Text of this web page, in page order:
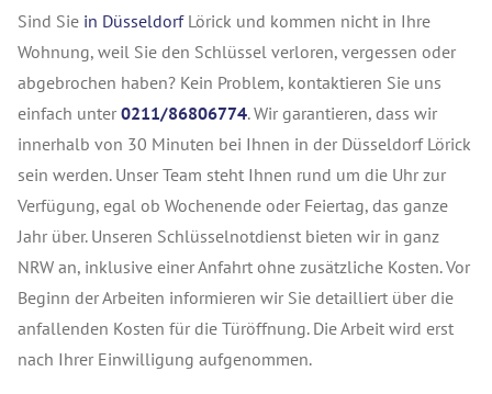
Sind Sie in DüsseldorfLörick und kommen nicht in Ihre
Wohnung, weil Sie den Schlüssel verloren, vergessen oder
abgebrochen haben? Kein Problem, kontaktieren Sie uns
einfach unter 0211/86806774. Wir garantieren, dass wir
innerhalb von 30 Minuten bei Ihnen in der Düsseldorf Lörick
sein werden. Unser Team steht Ihnen rund um die Uhr zur
Verfügung, egal ob Wochenende oder Feiertag, das ganze
Jahr über. Unseren Schlüsselnotdienst bieten wir in ganz
NRW an, inklusive einer Anfahrt ohne zusätzliche Kosten. Vor
Beginn der Arbeiten informieren wir Sie detailliert über die
anfallenden Kosten für die Türöffnung. Die Arbeit wird erst
nach Ihrer Einwilligung aufgenommen.